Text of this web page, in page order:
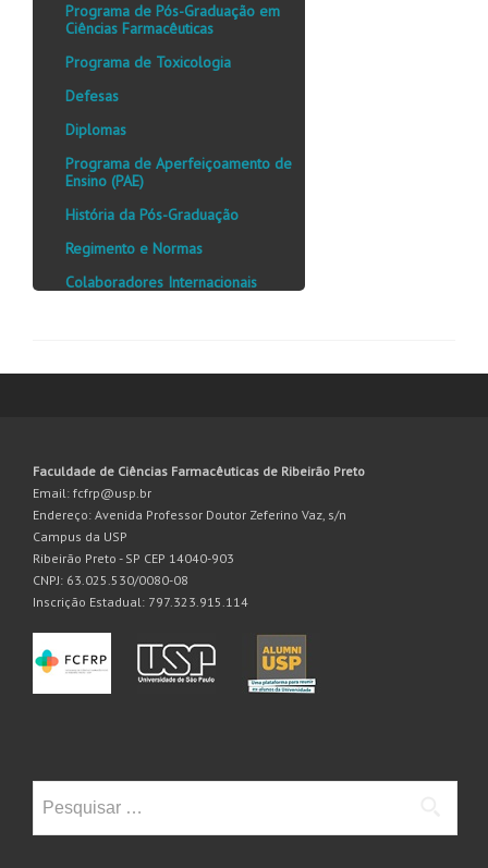
Programa de Pós-Graduação em
Ciências Farmacêuticas
Programa de Toxicologia
Defesas
Diplomas
Programa de Aperfeiçoamento de
Ensino (PAE)
História da Pós-Graduação
Regimento e Normas
Colaboradores Internacionais
Faculdade de Ciências Farmacêuticas de Ribeirão Preto
Email: fcfrp@usp.br
Endereço: Avenida Professor Doutor Zeferino Vaz, s/n
Campus da USP
Ribeirão Preto - SP CEP 14040-903
CNPJ: 63.025.530/0080-08
Inscrição Estadual: 797.323.915.114
por: